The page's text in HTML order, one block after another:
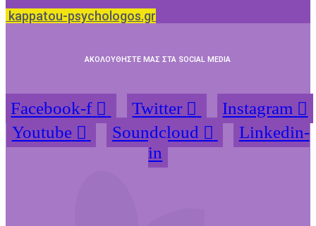
kappatou-psychologos.gr
ΑΚΟΛΟΥΘΗΣΤΕ ΜΑΣ ΣΤΑ SOCIAL MEDIA
Facebook-f Twitter
Instagram
Youtube
Soundcloud
Linkedin-
in